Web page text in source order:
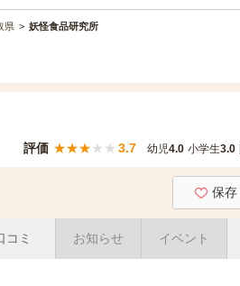
県 妖怪食品研究所
評価 ★★★★ ★ 3.7 幼児4.0 小学生3.0
保存
コミ お知らせ イベント